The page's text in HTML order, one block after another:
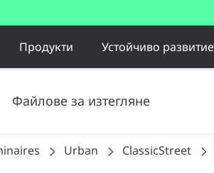
Продукти Устойчиво развитие
Файлове за изтегляне
Urban ClassicStreet